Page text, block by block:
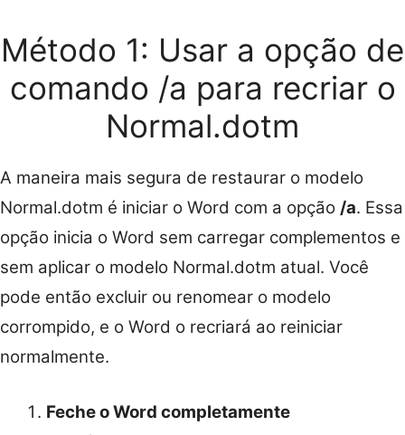
Método 1: Usar a opção de
comando /a para recriar o
Normal.dotm
A maneira mais segura de restaurar o modelo
Normal.dotm é iniciar o Word com a opção /a. Essa
opção inicia o Word sem carregar complementos e
sem aplicar o modelo Normal.dotm atual. Você
pode então excluir ou renomear o modelo
corrompido, e o Word o recriará ao reiniciar
normalmente.
Feche o Word completamente